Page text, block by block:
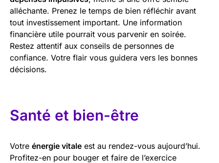
alléchante. Prenez le temps de bien réfléchir avant
tout investissement important. Une information
financière utile pourrait vous parvenir en soirée.
Restez attentif aux conseils de personnes de
confiance. Votre flair vous guidera vers les bonnes
décisions.
Santé et bien-être
Votre énergie vitale est au rendez-vous aujourd’hui.
Profitez-en pour bouger et faire de l’exercice